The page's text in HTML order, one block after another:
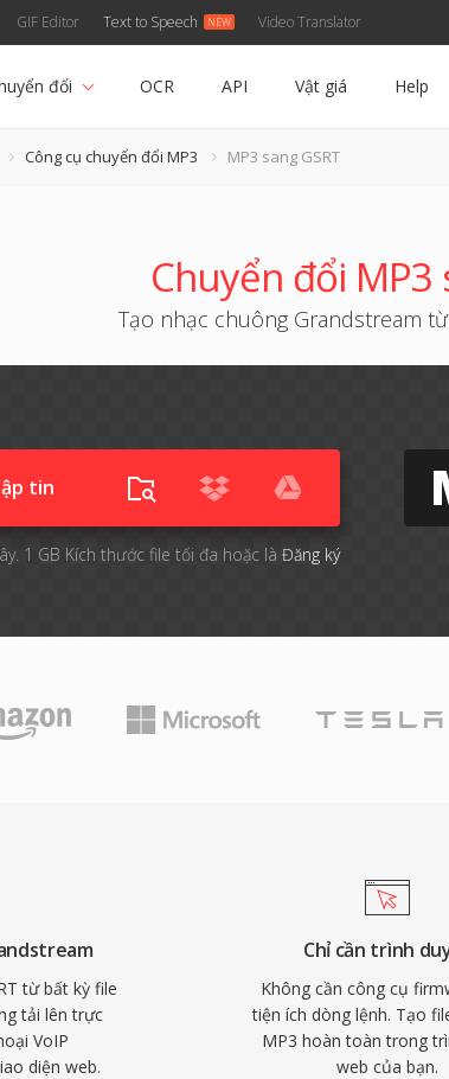
GIF Editor Text to Speech Video Translator
đổi OCR API Vật giá Help
Công cụ chuyển đổi MP3 MP3 sang GSRT
Chuyển đổi MP3
Tạo nhạc chuông Grandstream
tin
1 GB Kích thước file tối đa hoặc là Đăng ký
từ bất kỳ file
tải lên trực
VoIP
diện web.
Chỉ cần trình
Không cần công cụ
tiện ích dòng lệnh. Tạo
MP3 hoàn toàn trong
web của bạn.